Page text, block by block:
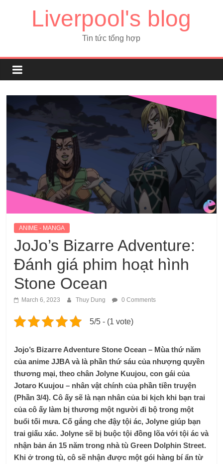
Liverpool's blog
Tin tức tổng hợp
ANIME - MANGA
JoJo’s Bizarre Adventure:
Đánh giá phim hoạt hình
Stone Ocean
March 6, 2023 Thuy Dung 0 Comments
5/5 - (1 vote)
Jojo’s Bizarre Adventure Stone Ocean – Mùa thứ năm
của anime JJBA và là phần thứ sáu của nhượng quyền
thương mại, theo chân Jolyne Kuujou, con gái của
Jotaro Kuujou – nhân vật chính của phần tiền truyện
(Phần 3/4). Cô ấy sẽ là nạn nhân của bi kịch khi bạn trai
của cô ấy làm bị thương một người đi bộ trong một
buổi tối mưa. Cố gắng che đậy tội ác, Jolyne giúp bạn
trai giấu xác. Jolyne sẽ bị buộc tội đồng lõa với tội ác và
nhận bản án 15 năm trong nhà tù Green Dolphin Street.
Khi ở trong tù, cô sẽ nhận được một gói hàng bí ẩn từ